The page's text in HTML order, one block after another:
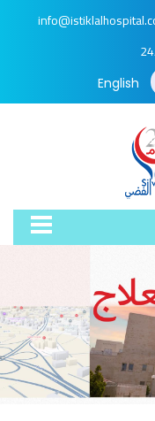
English